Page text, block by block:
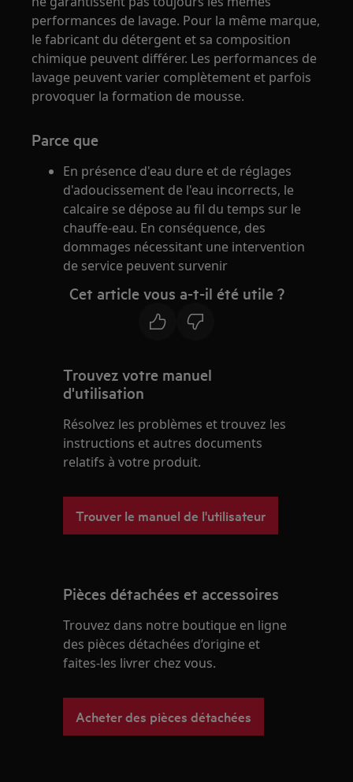
performances de lavage. Pour la même marque,
le fabricant du détergent et sa composition
chimique peuvent différer. Les performances de
lavage peuvent varier complètement et parfois
provoquer la formation de mousse.
Parce que
En présence d'eau dure et de réglages
d'adoucissement de l'eau incorrects, le
calcaire se dépose au fil du temps sur le
chauffe-eau. En conséquence, des
dommages nécessitant une intervention
de service peuvent survenir
Cet article vous a-t-il été utile ?
Trouvez votre manuel
d'utilisation
Résolvez les problèmes et trouvez les
instructions et autres documents
relatifs à votre produit.
Trouver le manuel de l'utilisateur
Pièces détachées et accessoires
Trouvez dans notre boutique en ligne
des pièces détachées d’origine et
faites-les livrer chez vous.
Acheter des pièces détachées